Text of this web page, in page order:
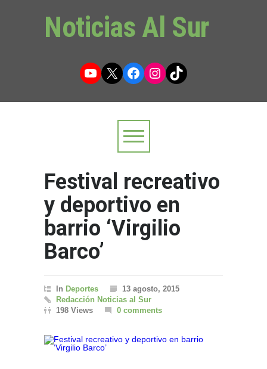
Noticias Al Sur
YouTube
X Facebook
Instagram
TikTok
Festival recreativo
y deportivo en
barrio ‘Virgilio
Barco’
In Deportes
13 agosto, 2015
Redacción Noticias al Sur
198 Views
0 comments